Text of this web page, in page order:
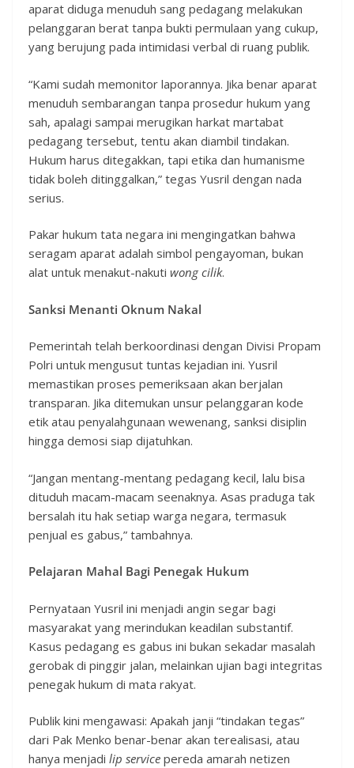
aparat diduga menuduh sang pedagang melakukan
pelanggaran berat tanpa bukti permulaan yang cukup,
yang berujung pada intimidasi verbal di ruang publik.
“Kami sudah memonitor laporannya. Jika benar aparat
menuduh sembarangan tanpa prosedur hukum yang
sah, apalagi sampai merugikan harkat martabat
pedagang tersebut, tentu akan diambil tindakan.
Hukum harus ditegakkan, tapi etika dan humanisme
tidak boleh ditinggalkan,” tegas Yusril dengan nada
serius.
Pakar hukum tata negara ini mengingatkan bahwa
seragam aparat adalah simbol pengayoman, bukan
alat untuk menakut-nakuti wong cilik.
Sanksi Menanti Oknum Nakal
Pemerintah telah berkoordinasi dengan Divisi Propam
Polri untuk mengusut tuntas kejadian ini. Yusril
memastikan proses pemeriksaan akan berjalan
transparan. Jika ditemukan unsur pelanggaran kode
etik atau penyalahgunaan wewenang, sanksi disiplin
hingga demosi siap dijatuhkan.
“Jangan mentang-mentang pedagang kecil, lalu bisa
dituduh macam-macam seenaknya. Asas praduga tak
bersalah itu hak setiap warga negara, termasuk
penjual es gabus,” tambahnya.
Pelajaran Mahal Bagi Penegak Hukum
Pernyataan Yusril ini menjadi angin segar bagi
masyarakat yang merindukan keadilan substantif.
Kasus pedagang es gabus ini bukan sekadar masalah
gerobak di pinggir jalan, melainkan ujian bagi integritas
penegak hukum di mata rakyat.
Publik kini mengawasi: Apakah janji “tindakan tegas”
dari Pak Menko benar-benar akan terealisasi, atau
hanya menjadi lip service pereda amarah netizen